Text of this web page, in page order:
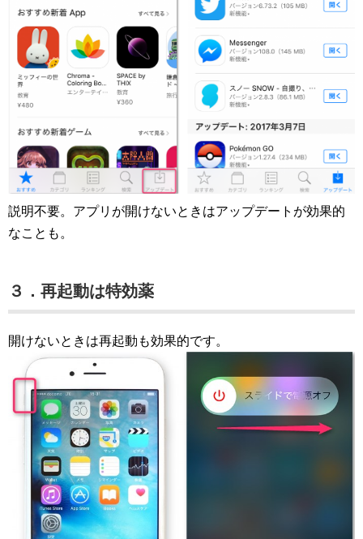
説明不要。アプリが開けないときはアップデートが効果的
なことも。
３．再起動は特効薬
開けないときは再起動も効果的です。